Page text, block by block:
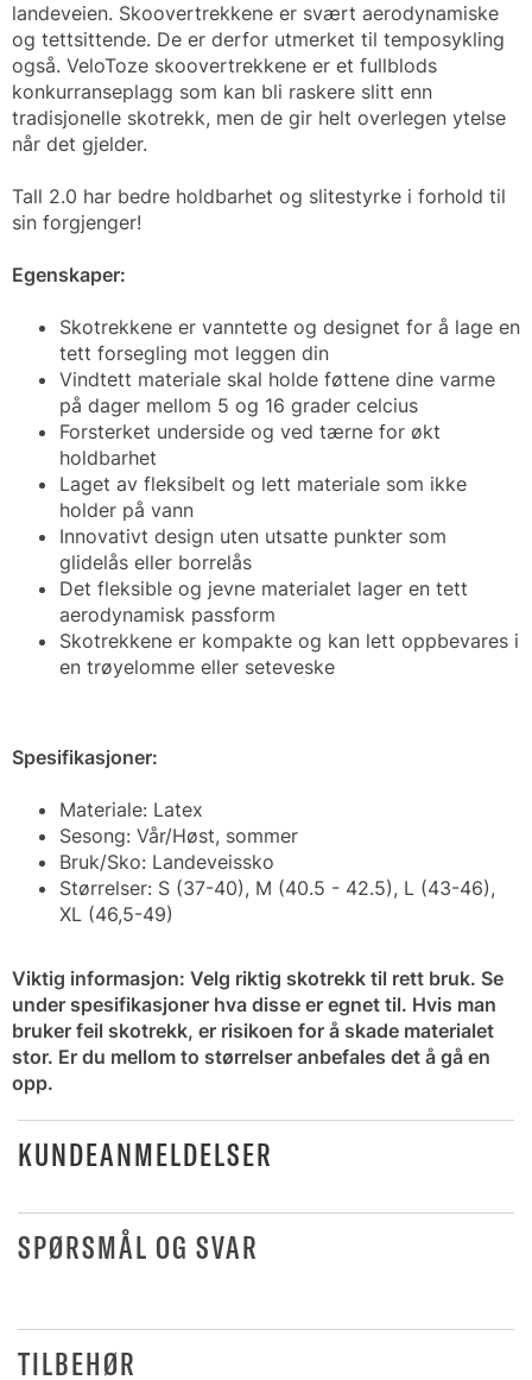
landeveien. Skoovertrekkene er svært aerodynamiske
og tettsittende. De er derfor utmerket til temposykling
også. VeloToze skoovertrekkene er et fullblods
konkurranseplagg som kan bli raskere slitt enn
tradisjonelle skotrekk, men de gir helt overlegen ytelse
når det gjelder.
Tall 2.0 har bedre holdbarhet og slitestyrke i forhold til
sin forgjenger!
Egenskaper:
Skotrekkene er vanntette og designet for å lage en
tett forsegling mot leggen din
Vindtett materiale skal holde føttene dine varme
på dager mellom 5 og 16 grader celcius
Forsterket underside og ved tærne for økt
holdbarhet
Laget av fleksibelt og lett materiale som ikke
holder på vann
Innovativt design uten utsatte punkter som
glidelås eller borrelås
Det fleksible og jevne materialet lager en tett
aerodynamisk passform
Skotrekkene er kompakte og kan lett oppbevares i
en trøyelomme eller seteveske
Spesifikasjoner:
Materiale: Latex
Sesong: Vår/Høst, sommer
Bruk/Sko: Landeveissko
Størrelser: S (37-40), M (40.5 - 42.5), L (43-46),
XL (46,5-49)
Viktig informasjon: Velg riktig skotrekk til rett bruk. Se
under spesifikasjoner hva disse er egnet til. Hvis man
bruker feil skotrekk, er risikoen for å skade materialet
stor. Er du mellom to størrelser anbefales det å gå en
opp.
KUNDEANMELDELSER
SPØRSMÅL OG SVAR
TILBEHØR